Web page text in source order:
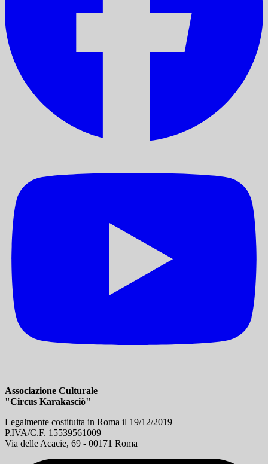
Associazione Culturale
"Circus Karakasciò"
Legalmente costituita in Roma il 19/12/2019
P.IVA/C.F. 15539561009
Via delle Acacie, 69 - 00171 Roma